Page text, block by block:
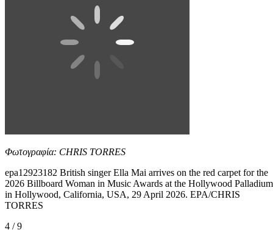
Φωτογραφία: CHRIS TORRES
epa12923182 British singer Ella Mai arrives on the red carpet for the
2026 Billboard Woman in Music Awards at the Hollywood Palladium
in Hollywood, California, USA, 29 April 2026. EPA/CHRIS
TORRES
4 / 9